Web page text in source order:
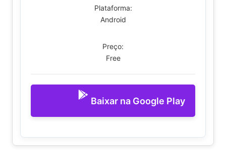
Plataforma:
Android
Preço:
Free
Baixar na Google Play